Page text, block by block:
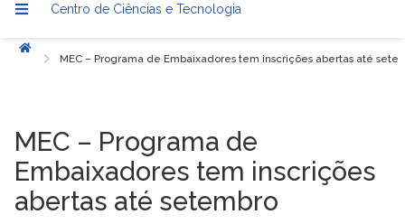
CONTEÚDO
Centro de Ciências e Tecnologia
Início
MEC – Programa de Embaixadores tem inscrições abertas até
MEC – Programa de
Embaixadores tem inscrições
abertas até setembro